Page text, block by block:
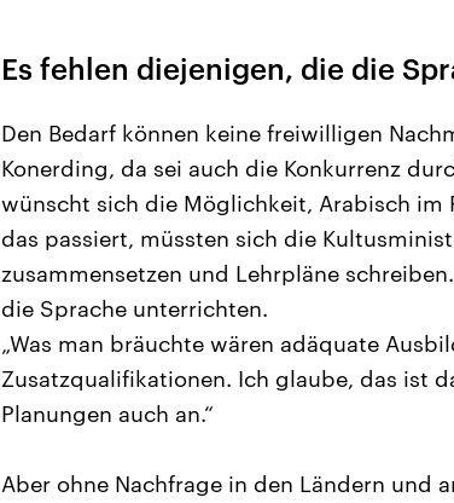
Es fehlen diejenigen, die die
Den Bedarf können keine freiwilligen
Konerding, da sei auch die Konkurrenz
wünscht sich die Möglichkeit, Arabisch
das passiert, müssten sich die
zusammensetzen und Lehrpläne
die Sprache unterrichten.
„Was man bräuchte wären adäquate
Zusatzqualifikationen. Ich glaube, das ist
Planungen auch an.“
Aber ohne Nachfrage in den Ländern und